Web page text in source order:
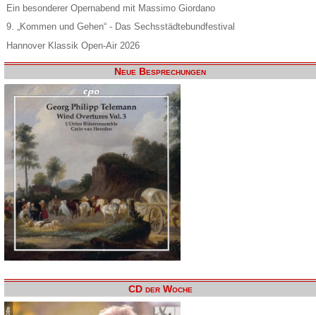
Ein besonderer Opernabend mit Massimo Giordano
9. „Kommen und Gehen“ - Das Sechsstädtebundfestival
Hannover Klassik Open-Air 2026
Neue Besprechungen
CD der Woche